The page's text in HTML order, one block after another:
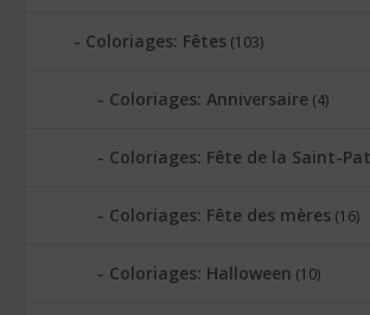
Coloriages: Fêtes (103)
Coloriages: Anniversaire (4)
Coloriages: Fête de la Saint-
Coloriages: Fête des mères (16)
Coloriages: Halloween (10)